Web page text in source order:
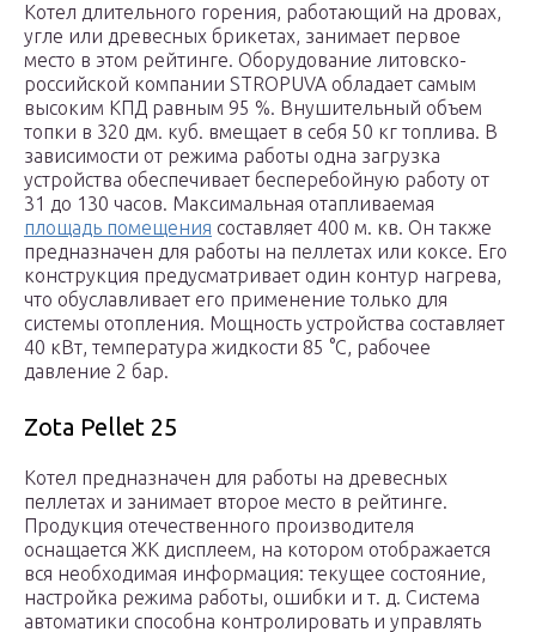
Котел длительного горения, работающий на дровах,
угле или древесных брикетах, занимает первое
место в этом рейтинге. Оборудование литовско-
российской компании STROPUVA обладает самым
высоким КПД равным 95 %. Внушительный объем
топки в 320 дм. куб. вмещает в себя 50 кг топлива. В
зависимости от режима работы одна загрузка
устройства обеспечивает бесперебойную работу от
31 до 130 часов. Максимальная отапливаемая
площадь помещения составляет 400 м. кв. Он также
предназначен для работы на пеллетах или коксе. Его
конструкция предусматривает один контур нагрева,
что обуславливает его применение только для
системы отопления. Мощность устройства составляет
40 кВт, температура жидкости 85 °C, рабочее
давление 2 бар.
Zota Pellet 25
Котел предназначен для работы на древесных
пеллетах и занимает второе место в рейтинге.
Продукция отечественного производителя
оснащается ЖК дисплеем, на котором отображается
вся необходимая информация: текущее состояние,
настройка режима работы, ошибки и т. д. Система
автоматики способна контролировать и управлять